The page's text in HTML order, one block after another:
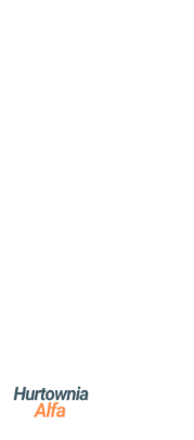
NAZWA
PRODUCENTA:
ALFA